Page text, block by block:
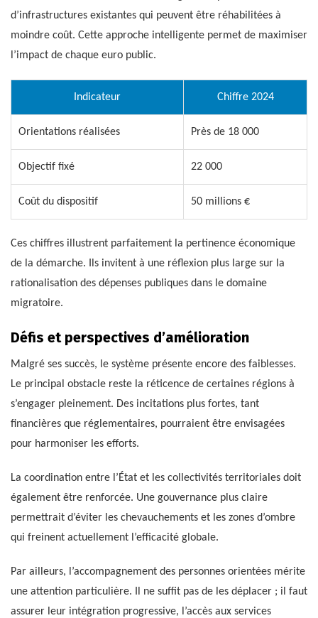
d’infrastructures existantes qui peuvent être réhabilitées à
moindre coût. Cette approche intelligente permet de maximiser
l’impact de chaque euro public.
Indicateur Chiffre 2024
Orientations réalisées Près de 18 000
Objectif fixé 22 000
Coût du dispositif 50 millions €
Ces chiffres illustrent parfaitement la pertinence économique
de la démarche. Ils invitent à une réflexion plus large sur la
rationalisation des dépenses publiques dans le domaine
migratoire.
Défis et perspectives d’amélioration
Malgré ses succès, le système présente encore des faiblesses.
Le principal obstacle reste la réticence de certaines régions à
s’engager pleinement. Des incitations plus fortes, tant
financières que réglementaires, pourraient être envisagées
pour harmoniser les efforts.
La coordination entre l’État et les collectivités territoriales doit
également être renforcée. Une gouvernance plus claire
permettrait d’éviter les chevauchements et les zones d’ombre
qui freinent actuellement l’efficacité globale.
Par ailleurs, l’accompagnement des personnes orientées mérite
une attention particulière. Il ne suffit pas de les déplacer ; il faut
assurer leur intégration progressive, l’accès aux services